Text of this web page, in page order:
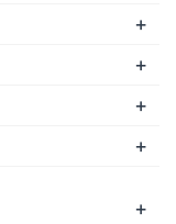
+
+
+
+
+